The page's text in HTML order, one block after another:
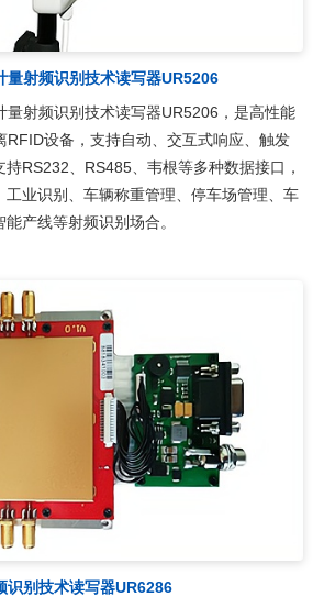
量射频识别技术读写器UR5206
量射频识别技术读写器UR5206，是高性能
RFID设备，支持自动、交互式响应、触发
RS232、RS485、韦根等多种数据接口，
工业识别、车辆称重管理、停车场管理、车
产线等射频识别场合。
识别技术读写器UR6286